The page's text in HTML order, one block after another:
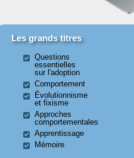
Les grands titres
Questions
essentielles
sur l'adoption
Comportement
Évolutionnisme
et fixisme
Approches
comportementales
Apprentissage
Mémoire